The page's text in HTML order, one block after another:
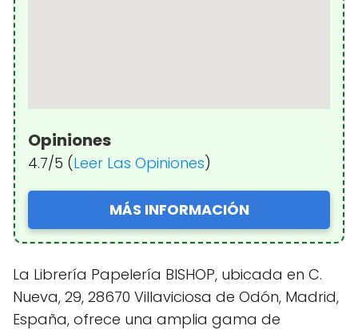
Opiniones
4.7/5 (Leer Las Opiniones)
MÁS INFORMACIÓN
La Librería Papelería BISHOP, ubicada en C.
Nueva, 29, 28670 Villaviciosa de Odón, Madrid,
España, ofrece una amplia gama de